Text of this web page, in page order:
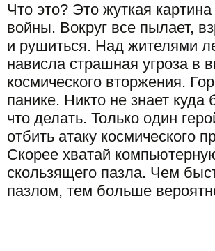
Что это? Это жуткая картина
войны. Вокруг все пылает,
и рушиться. Над жителями
нависла страшная угроза в
космического вторжения.
панике. Никто не знает куда
что делать. Только один
отбить атаку космического
Скорее хватай
скользящего пазла. Чем
пазлом, тем больше